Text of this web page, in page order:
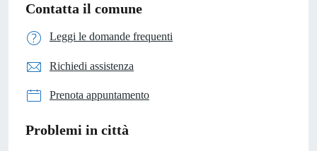
Contatta il comune
Leggi le domande frequenti
Richiedi assistenza
Prenota appuntamento
Problemi in città